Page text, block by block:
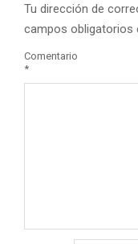
Tu dirección de
campos obligatorios
Comentario
*